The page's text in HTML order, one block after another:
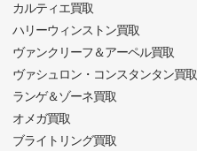
カルティエ買取
ハリーウィンストン買取
ヴァンクリーフ＆アーペル買取
ヴァシュロン・コンスタンタン買取
ランゲ＆ゾーネ買取
オメガ買取
ブライトリング買取